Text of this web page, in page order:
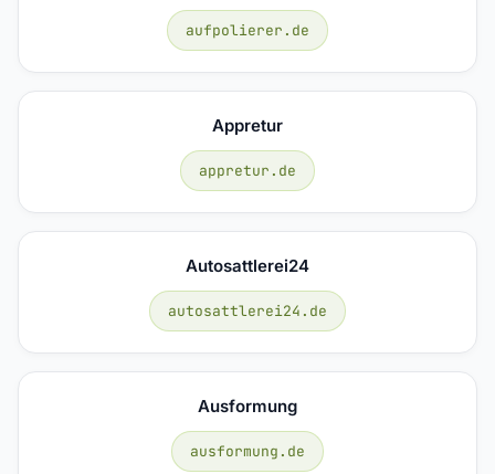
aufpolierer.de
Appretur
appretur.de
Autosattlerei24
autosattlerei24.de
Ausformung
ausformung.de